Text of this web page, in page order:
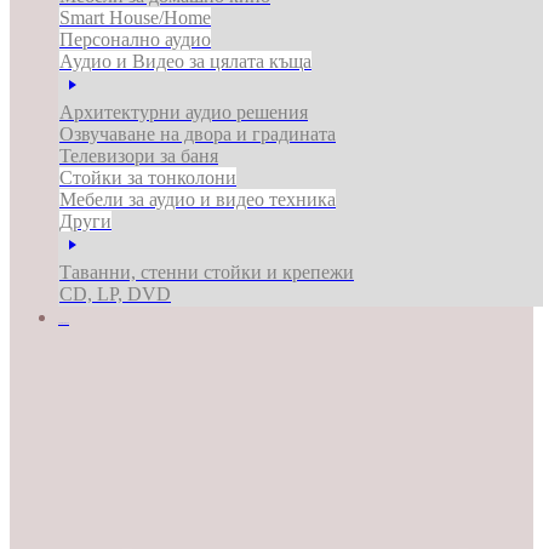
Smart House/Home
Персонално аудио
Аудио и Видео за цялата къща
Архитектурни аудио решения
Озвучаване на двора и градината
Телевизори за баня
Стойки за тонколони
Мебели за аудио и видео техника
Други
Таванни, стенни стойки и крепежи
CD, LP, DVD